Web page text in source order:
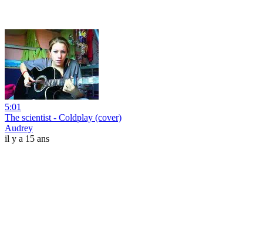
5:01
The scientist - Coldplay (cover)
Audrey
il y a 15 ans